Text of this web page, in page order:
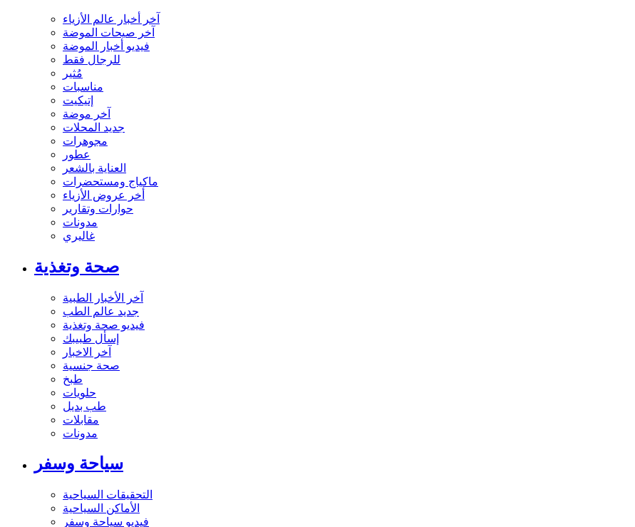
آخر أخبار عالم الأزياء
آخر صيحات الموضة
فيديو أخبار الموضة
للرجال فقط
مُثير
مناسبات
إتيكيت
آخر موضة
جديد المحلات
مجوهرات
عطور
العناية بالشعر
ماكياج ومستحضرات
أخر عروض الأزياء
حوارات وتقارير
مدونات
غاليري
صحة وتغذية
آخر الأخبار الطبية
جديد عالم الطب
فيديو صحة وتغذية
إسأل طبيبك
آخر الاخبار
صحة جنسية
طبخ
حلويات
طب بديل
مقابلات
مدونات
سياحة وسفر
التحقيقات السياحية
الأماكن السياحية
فيديو سياحة وسفر